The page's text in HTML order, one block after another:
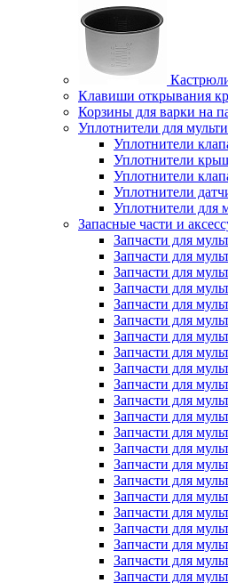
Клавиши открывания
Корзины для варки на
Уплотнители для
Уплотнители
Уплотнители
Уплотнители
Уплотнители
Уплотнители для
Запасные части и
Запчасти для
Запчасти для
Запчасти для
Запчасти для
Запчасти для
Запчасти для
Запчасти для
Запчасти для
Запчасти для
Запчасти для
Запчасти для
Запчасти для
Запчасти для
Запчасти для
Запчасти для
Запчасти для
Запчасти для
Запчасти для
Запчасти для
Запчасти для
Запчасти для
Запчасти для